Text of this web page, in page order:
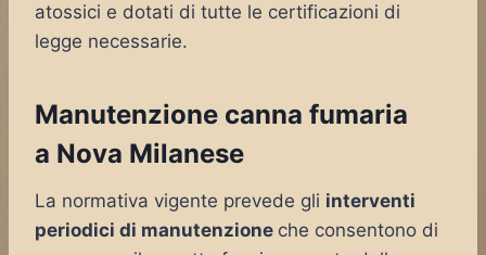
atossici e dotati di tutte le certificazioni di
legge necessarie.
Manutenzione canna fumaria
a Nova Milanese
La normativa vigente prevede gli interventi
periodici di manutenzione che consentono di